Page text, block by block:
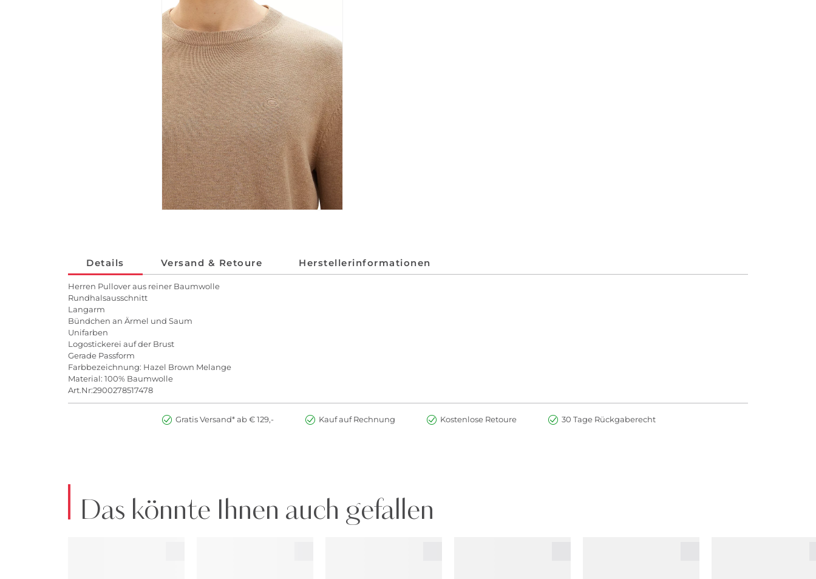
Details Versand & Retoure Herstellerinformationen
Herren Pullover aus reiner Baumwolle
Rundhalsausschnitt
Langarm
Bündchen an Ärmel und Saum
Unifarben
Logostickerei auf der Brust
Gerade Passform
Farbbezeichnung: Hazel Brown Melange
Material: 100% Baumwolle
Art.Nr:2900278517478
Gratis Versand* ab € 129,- Kauf auf Rechnung Kostenlose Retoure 30 Tage Rückgaberecht
Das könnte Ihnen auch gefallen